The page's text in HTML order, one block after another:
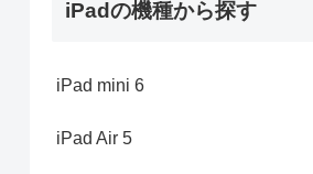
iPadの機種から探す
iPad mini 6
iPad Air 5